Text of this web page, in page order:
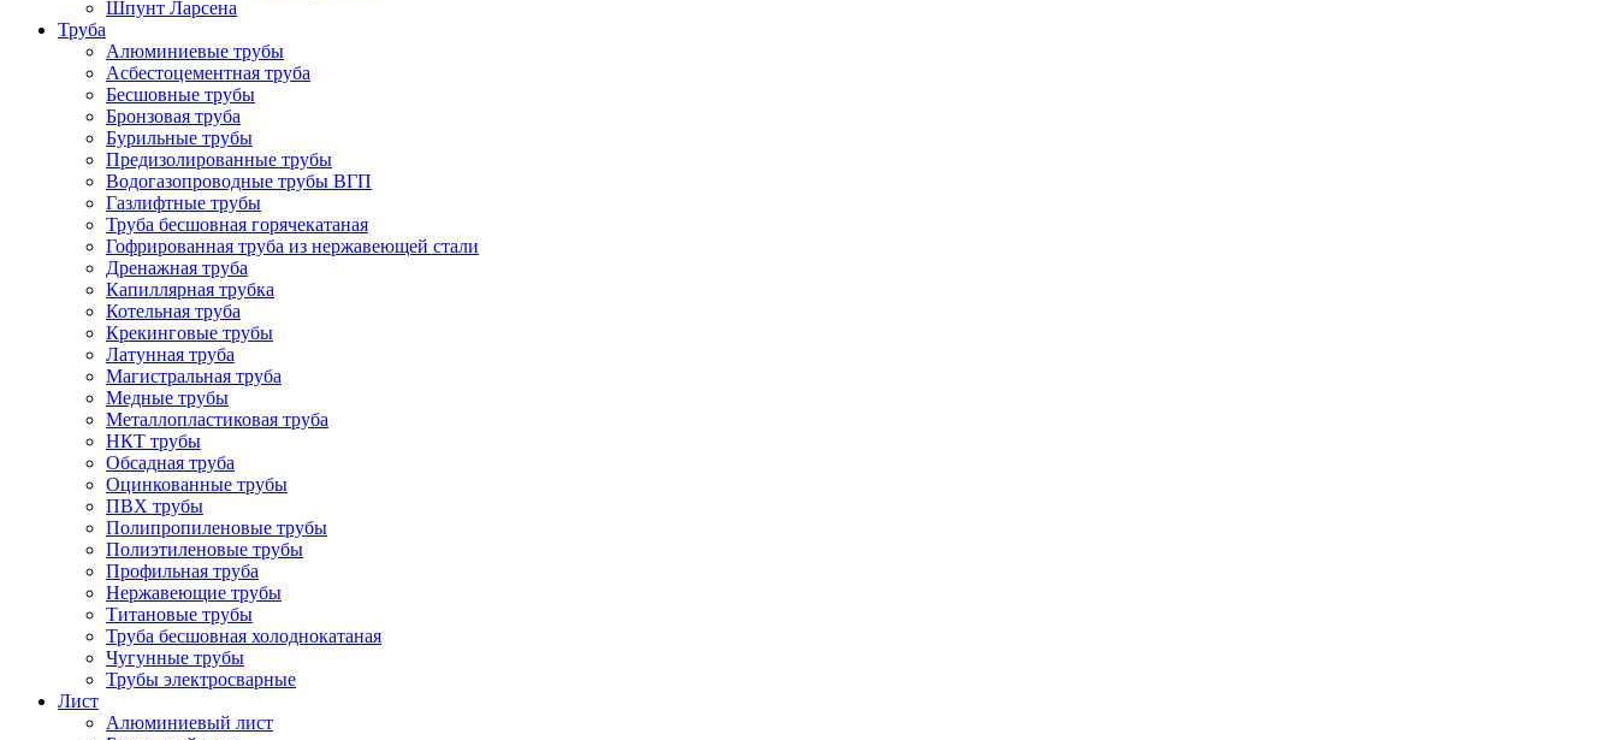
Шпунт Ларсена
Труба
Алюминиевые трубы
Асбестоцементная труба
Бесшовные трубы
Бронзовая труба
Бурильные трубы
Предизолированные трубы
Водогазопроводные трубы ВГП
Газлифтные трубы
Труба бесшовная горячекатаная
Гофрированная труба из нержавеющей стали
Дренажная труба
Капиллярная трубка
Котельная труба
Крекинговые трубы
Латунная труба
Магистральная труба
Медные трубы
Металлопластиковая труба
НКТ трубы
Обсадная труба
Оцинкованные трубы
ПВХ трубы
Полипропиленовые трубы
Полиэтиленовые трубы
Профильная труба
Нержавеющие трубы
Титановые трубы
Труба бесшовная холоднокатаная
Чугунные трубы
Трубы электросварные
Лист
Алюминиевый лист